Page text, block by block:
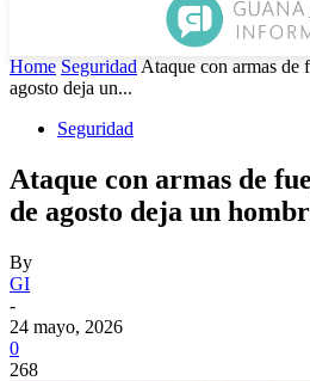
Home Seguridad Ataque con armas de
agosto deja un...
Seguridad
Ataque con armas de
de agosto deja un
By
GI
-
24 mayo, 2026
0
268